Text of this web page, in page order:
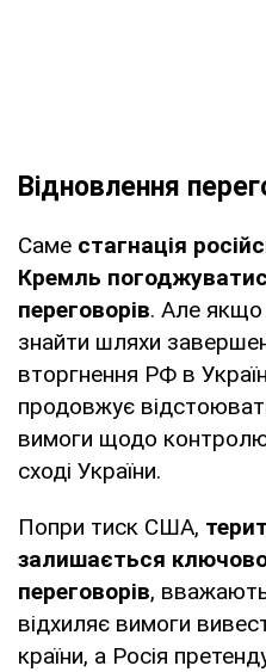
Відновлення
Саме стагнація
Кремль
переговорів. Але
знайти шляхи
вторгнення РФ в
продовжує
вимоги щодо
сході України.
Попри тиск США,
залишається
переговорів,
відхиляє вимоги
країни, а Росія